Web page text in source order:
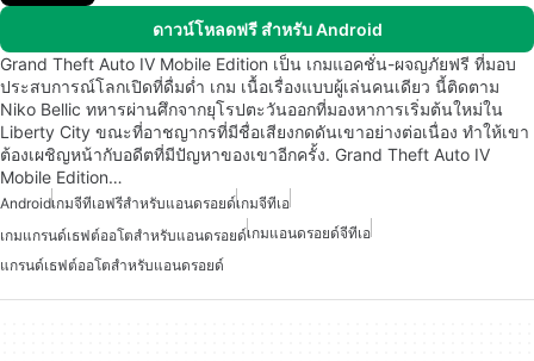
ดาวน์โหลดฟรี สำหรับ Android
Grand Theft Auto IV Mobile Edition เป็น เกมแอคชั่น-ผจญภัยฟรี ที่มอบ
ประสบการณ์โลกเปิดที่ดื่มด่ำ เกม เนื้อเรื่องแบบผู้เล่นคนเดียว นี้ติดตาม
Niko Bellic ทหารผ่านศึกจากยุโรปตะวันออกที่มองหาการเริ่มต้นใหม่ใน
Liberty City ขณะที่อาชญากรที่มีชื่อเสียงกดดันเขาอย่างต่อเนื่อง ทำให้เขา
ต้องเผชิญหน้ากับอดีตที่มีปัญหาของเขาอีกครั้ง. Grand Theft Auto IV
Mobile Edition…
Androidเกมจีทีเอฟรีสำหรับแอนดรอยด์เกมจีทีเอ
เกมแกรนด์เธฟต์ออโตสำหรับแอนดรอยด์เกมแอนดรอยด์จีทีเอ
แกรนด์เธฟต์ออโตสำหรับแอนดรอยด์